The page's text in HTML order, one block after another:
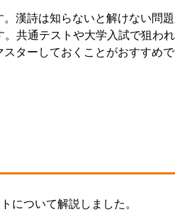
漢詩は知らないと解けない問
共通テストや大学入試で狙わ
ターしておくことがおすすめで
について解説しました。